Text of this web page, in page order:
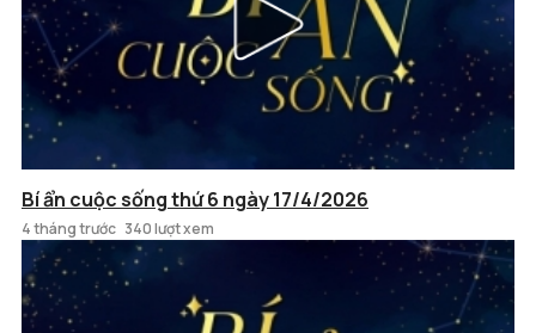
Bí ẩn cuộc sống thứ 6 ngày 17/4/2026
4 tháng trước 340 lượt xem